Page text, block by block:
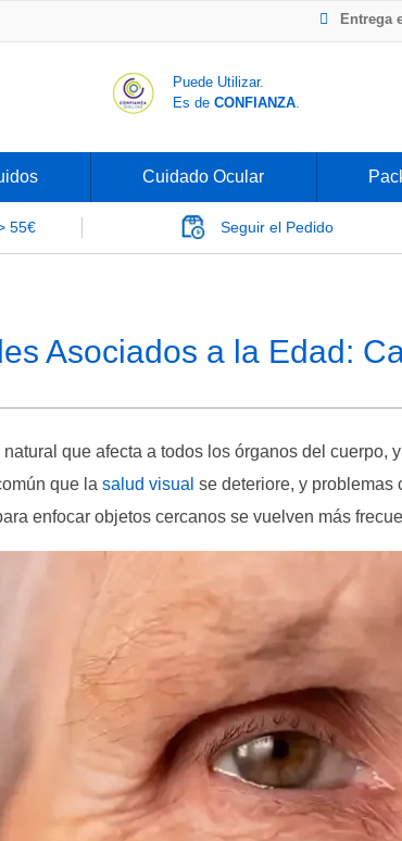
Entrega
Entrega
Puede Utilizar.
Es de CONFIANZA.
Cuidado Ocular
55€ Seguir el Pedido
Asociados a la Edad:
que afecta a todos los órganos del cuerpo,
que la salud visual se deteriore, y problemas
enfocar objetos cercanos se vuelven más